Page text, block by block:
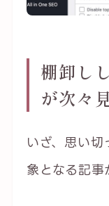
棚卸し
が次々
いざ、思い切
象となる記事